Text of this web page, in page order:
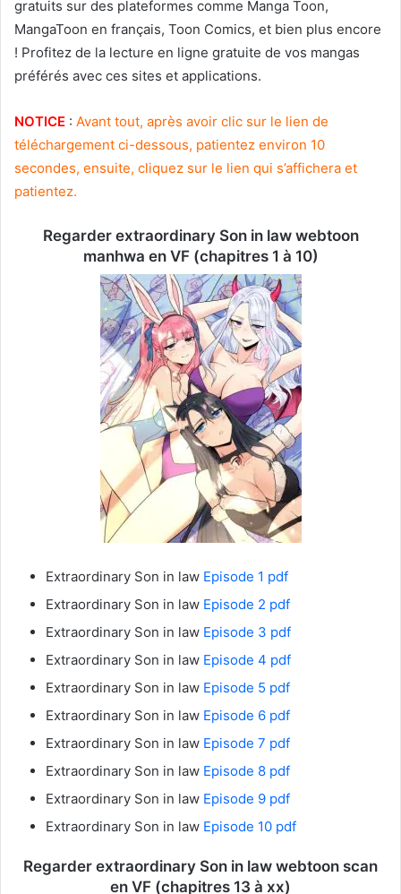
gratuits sur des plateformes comme Manga Toon,
MangaToon en français, Toon Comics, et bien plus encore
! Profitez de la lecture en ligne gratuite de vos mangas
préférés avec ces sites et applications.
NOTICE : Avant tout, après avoir clic sur le lien de
téléchargement ci-dessous, patientez environ 10
secondes, ensuite, cliquez sur le lien qui s’affichera et
patientez.
Regarder extraordinary Son in law webtoon
manhwa en VF (chapitres 1 à 10)
Extraordinary Son in law Episode 1 pdf
Extraordinary Son in law Episode 2 pdf
Extraordinary Son in law Episode 3 pdf
Extraordinary Son in law Episode 4 pdf
Extraordinary Son in law Episode 5 pdf
Extraordinary Son in law Episode 6 pdf
Extraordinary Son in law Episode 7 pdf
Extraordinary Son in law Episode 8 pdf
Extraordinary Son in law Episode 9 pdf
Extraordinary Son in law Episode 10 pdf
Regarder extraordinary Son in law webtoon scan
en VF (chapitres 13 à xx)